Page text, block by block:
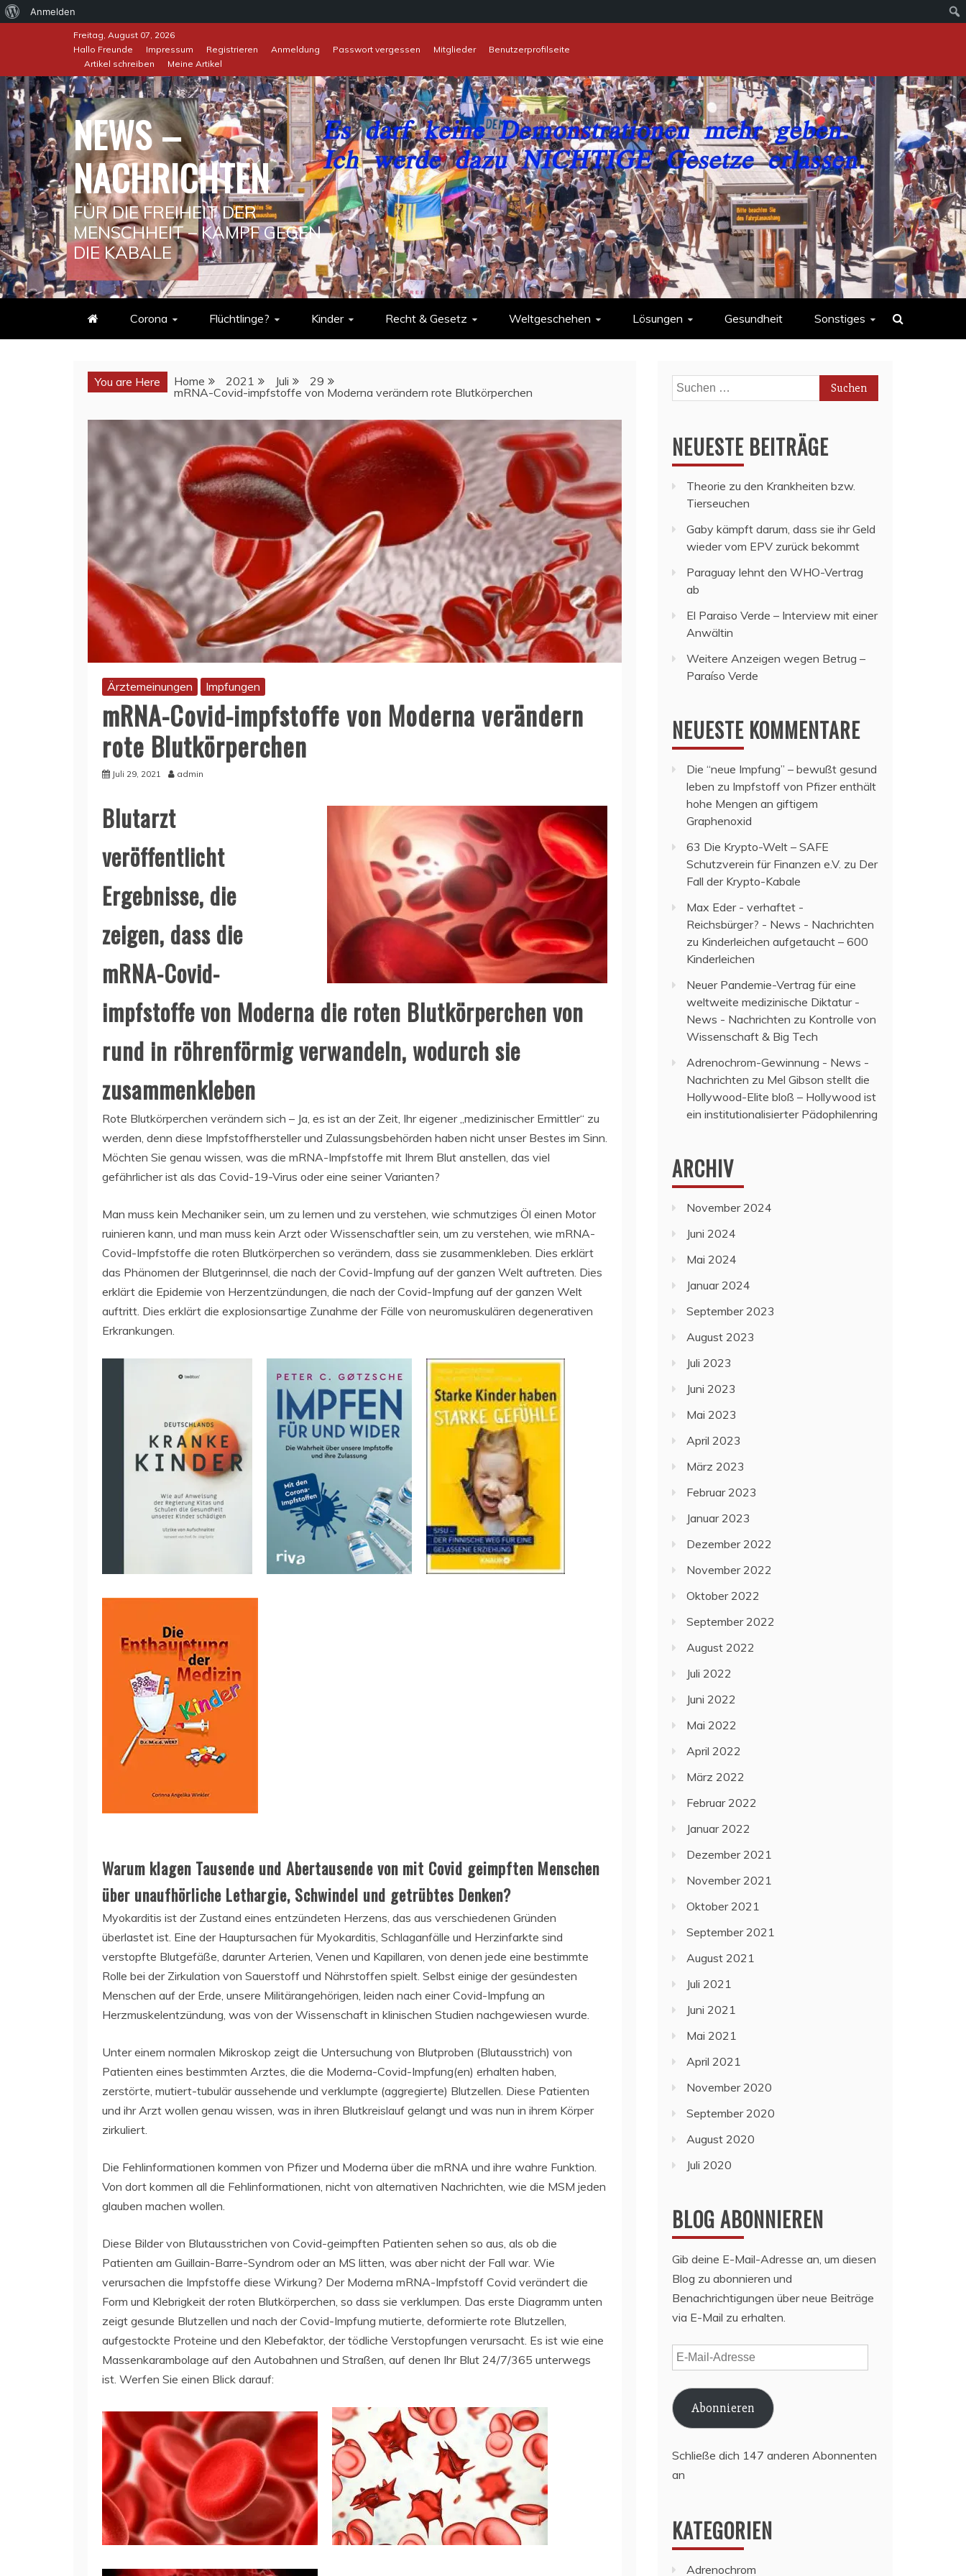
Über
Anmelden
Freitag, August 07, 2026
Hallo Freunde
Impressum Registrieren Anmeldung Passwort vergessen Mitglieder
Benutzerprofilseite
Artikel schreiben
Meine Artikel
NEWS –
NACHRICHTEN
FÜR DIE FREIHEIT DER
MENSCHHEIT – KAMPF GEGEN
DIE KABALE
Corona Flüchtlinge? Kinder Recht & Gesetz Weltgeschehen Lösungen Gesundheit Sonstiges
You are Here Home 2021 Juli
29
mRNA-Covid-impfstoffe von Moderna verändern rote Blutkörperchen
Ärztemeinungen Impfungen
mRNA-Covid-impfstoffe von Moderna verändern
rote Blutkörperchen
Juli 29, 2021 admin
Blutarzt
veröffentlicht
Ergebnisse, die
zeigen, dass die
mRNA-Covid-
impfstoffe von Moderna die roten Blutkörperchen von
rund in röhrenförmig verwandeln, wodurch sie
zusammenkleben
Rote Blutkörperchen verändern sich – Ja, es ist an der Zeit, Ihr eigener „medizinischer Ermittler“ zu
werden, denn diese Impfstoffhersteller und Zulassungsbehörden haben nicht unser Bestes im Sinn.
Möchten Sie genau wissen, was die mRNA-Impfstoffe mit Ihrem Blut anstellen, das viel
gefährlicher ist als das Covid-19-Virus oder eine seiner Varianten?
Man muss kein Mechaniker sein, um zu lernen und zu verstehen, wie schmutziges Öl einen Motor
ruinieren kann, und man muss kein Arzt oder Wissenschaftler sein, um zu verstehen, wie mRNA-
Covid-Impfstoffe die roten Blutkörperchen so verändern, dass sie zusammenkleben. Dies erklärt
das Phänomen der Blutgerinnsel, die nach der Covid-Impfung auf der ganzen Welt auftreten. Dies
erklärt die Epidemie von Herzentzündungen, die nach der Covid-Impfung auf der ganzen Welt
auftritt. Dies erklärt die explosionsartige Zunahme der Fälle von neuromuskulären degenerativen
Erkrankungen.
Warum klagen Tausende und Abertausende von mit Covid geimpften Menschen
über unaufhörliche Lethargie, Schwindel und getrübtes Denken?
Myokarditis ist der Zustand eines entzündeten Herzens, das aus verschiedenen Gründen
überlastet ist. Eine der Hauptursachen für Myokarditis, Schlaganfälle und Herzinfarkte sind
verstopfte Blutgefäße, darunter Arterien, Venen und Kapillaren, von denen jede eine bestimmte
Rolle bei der Zirkulation von Sauerstoff und Nährstoffen spielt. Selbst einige der gesündesten
Menschen auf der Erde, unsere Militärangehörigen, leiden nach einer Covid-Impfung an
Herzmuskelentzündung, was von der Wissenschaft in klinischen Studien nachgewiesen wurde.
Unter einem normalen Mikroskop zeigt die Untersuchung von Blutproben (Blutausstrich) von
Patienten eines bestimmten Arztes, die die Moderna-Covid-Impfung(en) erhalten haben,
zerstörte, mutiert-tubulär aussehende und verklumpte (aggregierte) Blutzellen. Diese Patienten
und ihr Arzt wollen genau wissen, was in ihren Blutkreislauf gelangt und was nun in ihrem Körper
zirkuliert.
Die Fehlinformationen kommen von Pfizer und Moderna über die mRNA und ihre wahre Funktion.
Von dort kommen all die Fehlinformationen, nicht von alternativen Nachrichten, wie die MSM jeden
glauben machen wollen.
Diese Bilder von Blutausstrichen von Covid-geimpften Patienten sehen so aus, als ob die
Patienten am Guillain-Barre-Syndrom oder an MS litten, was aber nicht der Fall war. Wie
verursachen die Impfstoffe diese Wirkung? Der Moderna mRNA-Impfstoff Covid verändert die
Form und Klebrigkeit der roten Blutkörperchen, so dass sie verklumpen. Das erste Diagramm unten
zeigt gesunde Blutzellen und nach der Covid-Impfung mutierte, deformierte rote Blutzellen,
aufgestockte Proteine und den Klebefaktor, der tödliche Verstopfungen verursacht. Es ist wie eine
Massenkarambolage auf den Autobahnen und Straßen, auf denen Ihr Blut 24/7/365 unterwegs
ist. Werfen Sie einen Blick darauf:
Suchen
nach:
NEUESTE BEITRÄGE
Theorie zu den Krankheiten bzw.
Tierseuchen
Gaby kämpft darum, dass sie ihr Geld
wieder vom EPV zurück bekommt
Paraguay lehnt den WHO-Vertrag
ab
El Paraiso Verde – Interview mit einer
Anwältin
Weitere Anzeigen wegen Betrug –
Paraíso Verde
NEUESTE KOMMENTARE
Die “neue Impfung” – bewußt gesund
leben zu Impfstoff von Pfizer enthält
hohe Mengen an giftigem
Graphenoxid
63 Die Krypto-Welt – SAFE
Schutzverein für Finanzen e.V. zu Der
Fall der Krypto-Kabale
Max Eder - verhaftet -
Reichsbürger? - News - Nachrichten
zu Kinderleichen aufgetaucht – 600
Kinderleichen
Neuer Pandemie-Vertrag für eine
weltweite medizinische Diktatur -
News - Nachrichten zu Kontrolle von
Wissenschaft & Big Tech
Adrenochrom-Gewinnung - News -
Nachrichten zu Mel Gibson stellt die
Hollywood-Elite bloß – Hollywood ist
ein institutionalisierter Pädophilenring
ARCHIV
November 2024
Juni 2024
Mai 2024
Januar 2024
September 2023
August 2023
Juli 2023
Juni 2023
Mai 2023
April 2023
März 2023
Februar 2023
Januar 2023
Dezember 2022
November 2022
Oktober 2022
September 2022
August 2022
Juli 2022
Juni 2022
Mai 2022
April 2022
März 2022
Februar 2022
Januar 2022
Dezember 2021
November 2021
Oktober 2021
September 2021
August 2021
Juli 2021
Juni 2021
Mai 2021
April 2021
November 2020
September 2020
August 2020
Juli 2020
BLOG ABONNIEREN
Gib deine E-Mail-Adresse an, um diesen
Blog zu abonnieren und
Benachrichtigungen über neue Beiträge
via E-Mail zu erhalten.
E-
Mail-
Adresse
Abonnieren
Schließe dich 147 anderen Abonnenten
an
KATEGORIEN
Adrenochrom